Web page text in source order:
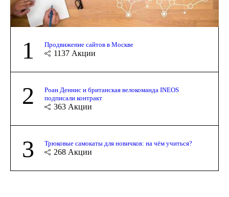
1 Продвижение сайтов в Москве
1137 Акции
2
Роан Деннис и британская велокоманда INEOS
подписали контракт
363 Акции
3 Трюковые самокаты для новичков: на чём учиться?
268 Акции